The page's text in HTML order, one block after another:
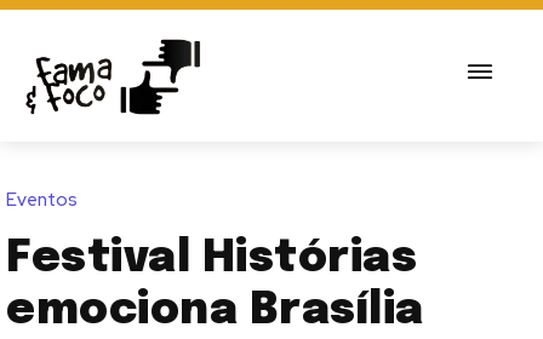
Eventos
Festival Histórias
emociona Brasília